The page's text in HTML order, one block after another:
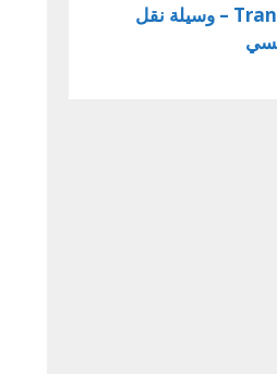
Transport – وسيلة نقل